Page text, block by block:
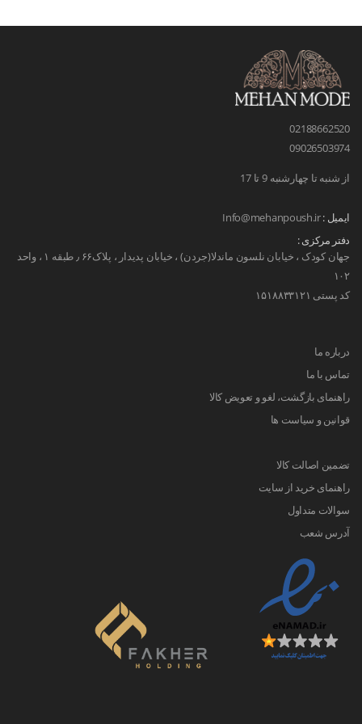
02188662520
09026503974
از شنبه تا چهارشنبه 9 تا 17
ایمیل :Info@mehanpoush.ir
دفتر مرکزی :
جهان کودک ، خیابان نلسون ماندلا(جردن) ، خیابان پدیدار ، پلاک۶۶ ٫ طبقه ۱ ، واحد
۱۰۲
کد پستی ۱۵۱۸۸۳۳۱۲۱
درباره ما
تماس با ما
راهنمای بازگشت، لغو و تعویض کالا
قوانین و سیاست ها
تضمین اصالت کالا
راهنمای خرید از سایت
سوالات متداول
آدرس شعب